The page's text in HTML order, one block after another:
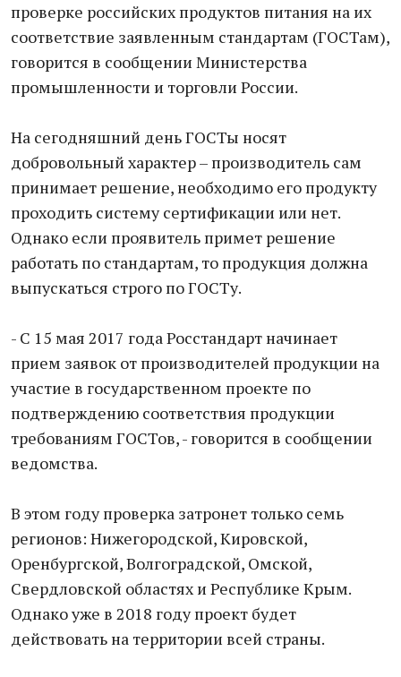
проверке российских продуктов питания на их
соответствие заявленным стандартам (ГОСТам),
говорится в сообщении Министерства
промышленности и торговли России.
На сегодняшний день ГОСТы носят
добровольный характер – производитель сам
принимает решение, необходимо его продукту
проходить систему сертификации или нет.
Однако если проявитель примет решение
работать по стандартам, то продукция должна
выпускаться строго по ГОСТу.
- С 15 мая 2017 года Росстандарт начинает
прием заявок от производителей продукции на
участие в государственном проекте по
подтверждению соответствия продукции
требованиям ГОСТов, - говорится в сообщении
ведомства.
В этом году проверка затронет только семь
регионов: Нижегородской, Кировской,
Оренбургской, Волгоградской, Омской,
Свердловской областях и Республике Крым.
Однако уже в 2018 году проект будет
действовать на территории всей страны.